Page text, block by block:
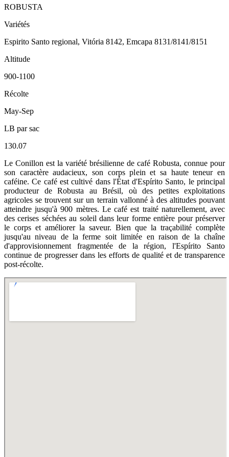
ROBUSTA
Variétés
Espirito Santo regional, Vitória 8142, Emcapa 8131/8141/8151
Altitude
900-1100
Récolte
May-Sep
LB par sac
130.07
Le Conillon est la variété brésilienne de café Robusta, connue pour
son caractère audacieux, son corps plein et sa haute teneur en
caféine. Ce café est cultivé dans l'État d'Espírito Santo, le principal
producteur de Robusta au Brésil, où des petites exploitations
agricoles se trouvent sur un terrain vallonné à des altitudes pouvant
atteindre jusqu'à 900 mètres. Le café est traité naturellement, avec
des cerises séchées au soleil dans leur forme entière pour préserver
le corps et améliorer la saveur. Bien que la traçabilité complète
jusqu'au niveau de la ferme soit limitée en raison de la chaîne
d'approvisionnement fragmentée de la région, l'Espírito Santo
continue de progresser dans les efforts de qualité et de transparence
post-récolte.